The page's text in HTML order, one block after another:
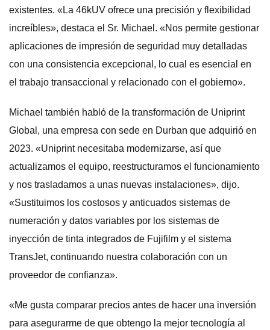
existentes. «La 46kUV ofrece una precisión y flexibilidad
increíbles», destaca el Sr. Michael. «Nos permite gestionar
aplicaciones de impresión de seguridad muy detalladas
con una consistencia excepcional, lo cual es esencial en
el trabajo transaccional y relacionado con el gobierno».
Michael también habló de la transformación de Uniprint
Global, una empresa con sede en Durban que adquirió en
2023. «Uniprint necesitaba modernizarse, así que
actualizamos el equipo, reestructuramos el funcionamiento
y nos trasladamos a unas nuevas instalaciones», dijo.
«Sustituimos los costosos y anticuados sistemas de
numeración y datos variables por los sistemas de
inyección de tinta integrados de Fujifilm y el sistema
TransJet, continuando nuestra colaboración con un
proveedor de confianza».
«Me gusta comparar precios antes de hacer una inversión
para asegurarme de que obtengo la mejor tecnología al